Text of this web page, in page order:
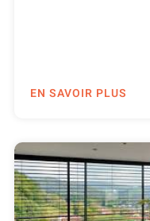
EN SAVOIR PLUS